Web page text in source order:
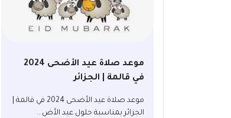
موعد صلاة عيد الأضحى 2024
في قالمة | الجزائر
موعد صلاة عيد الأضحى 2024 في قالمة |
الجزائر بمناسبة حلول عيد الأض...